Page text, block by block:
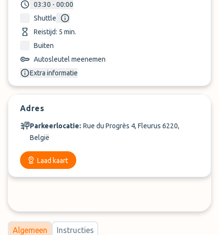
03:30 - 00:00
Shuttle
Reistijd: 5 min.
Buiten
Autosleutel meenemen
Extra informatie
Adres
Parkeerlocatie: Rue du Progrès 4, Fleurus 6220,
België
Laad kaart
Algemeen Instructies